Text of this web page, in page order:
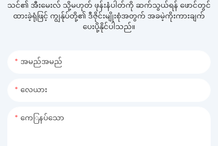
သင်၏ အီးမေးလ် သို့မဟုတ် ဖုန်းနံပါတ်ကို ဆက်သွယ်ရန် ဖောင်တွင်
ထားခဲ့ရုံဖြင့် ကျွန်ုပ်တို့၏ ဒီဇိုင်းမျိုးစုံအတွက် အခမဲ့ကိုးကားချက်
ပေးပို့နိုင်ပါသည်။
အမည်အမည်
လေယား
ကေြနပ်သော